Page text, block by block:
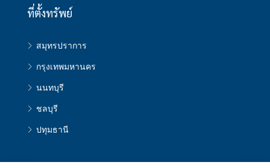
ที่ตั้งทรัพย์
สมุทรปราการ
กรุงเทพมหานคร
นนทบุรี
ชลบุรี
ปทุมธานี